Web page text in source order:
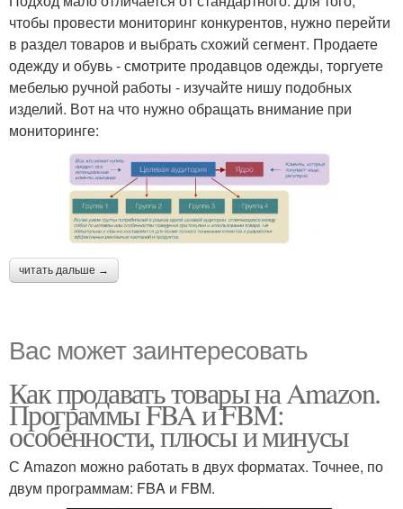
чтобы провести мониторинг конкурентов, нужно перейти
в раздел товаров и выбрать схожий сегмент. Продаете
одежду и обувь - смотрите продавцов одежды, торгуете
мебелью ручной работы - изучайте нишу подобных
изделий. Вот на что нужно обращать внимание при
мониторинге:
читать дальше →
Вас может заинтересовать
Как продавать товары на Amazon.
Программы FBA и FBM:
особенности, плюсы и минусы
С Amazon можно работать в двух форматах. Точнее, по
двум программам: FBA и FBM.